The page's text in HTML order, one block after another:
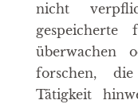
nicht
überwachen
forschen,
Tätigkeit